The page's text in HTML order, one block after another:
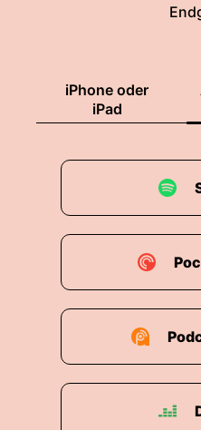
iPhone oder
iPad